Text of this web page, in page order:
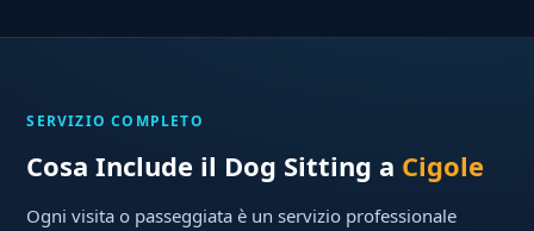
SERVIZIO COMPLETO
Cosa Include il Dog Sitting a Cigole
Ogni visita o passeggiata è un servizio professionale